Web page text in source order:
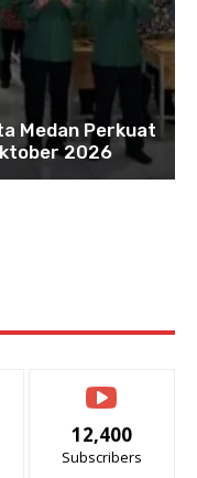
Medan Perkuat
2026
12,400
Subscribers